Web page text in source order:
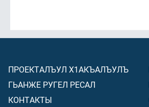
ПРОЕКТАЛЪУЛ Х1АКЪАЛЪУЛЪ
ГЬАНЖЕ РУГЕЛ РЕСАЛ
КОНТАКТЫ